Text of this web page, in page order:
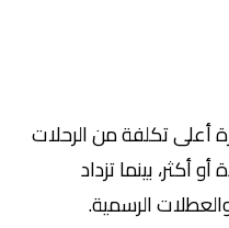
أعلى تكلفة من الرحلات
بينما تزداد
الرسمية.